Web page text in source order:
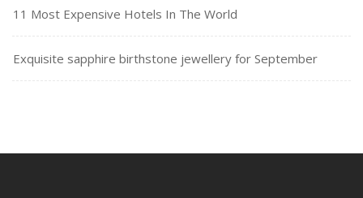
11 Most Expensive Hotels In The World
Exquisite sapphire birthstone jewellery for September